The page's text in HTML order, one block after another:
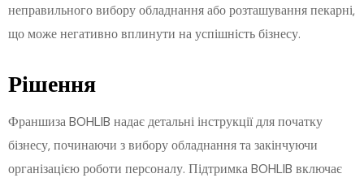
неправильного вибору обладнання або розташування пекарні,
що може негативно вплинути на успішність бізнесу.
Рішення
Франшиза BOHLIB надає детальні інструкції для початку
бізнесу, починаючи з вибору обладнання та закінчуючи
організацією роботи персоналу. Підтримка BOHLIB включає